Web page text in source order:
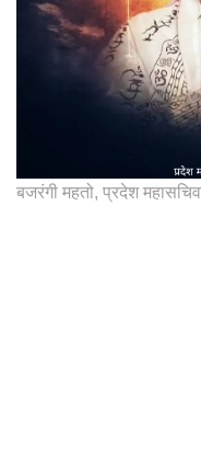
बजरंगी महतो, प्रदेश